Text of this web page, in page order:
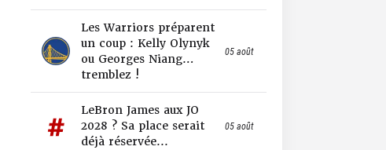
Les Warriors préparent
un coup : Kelly Olynyk
ou Georges Niang…
tremblez !
05 août
LeBron James aux JO
2028 ? Sa place serait
déjà réservée...
05 août